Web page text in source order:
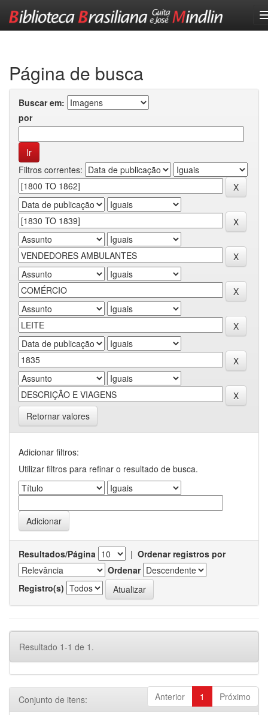
Página de busca
Buscar em:
por
Filtros correntes:
Retornar valores
Adicionar filtros:
Utilizar filtros para refinar o resultado de busca.
Resultados/Página | Ordenar registros por
Ordenar
Registro(s)
Resultado 1-1 de 1.
Anterior 1 Próximo
Conjunto de itens: